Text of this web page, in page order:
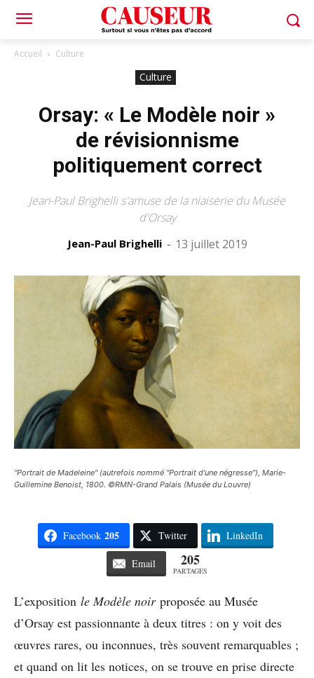
Accueil Culture
Culture
Orsay: « Le Modèle noir »
de révisionnisme
politiquement correct
Jean-Paul Brighelli s'amuse de la niaiserie du Musée
d'Orsay
Jean-Paul Brighelli - 13 juillet 2019
"Portrait de Madeleine" (autrefois nommé "Portrait d'une négresse"), Marie-
Guillemine Benoist, 1800. ©RMN-Grand Palais (Musée du Louvre)
Facebook 205 Twitter LinkedIn
Email 205
PARTAGES
L’exposition le Modèle noirproposée au Musée
d’Orsay est passionnante à deux titres : on y voit des
œuvres rares, ou inconnues, très souvent remarquables ;
et quand on lit les notices, on se trouve en prise directe